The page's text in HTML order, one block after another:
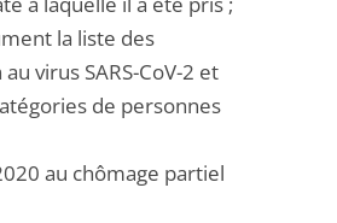
la liste des
virus SARS-CoV-2 et
de personnes
au chômage partiel